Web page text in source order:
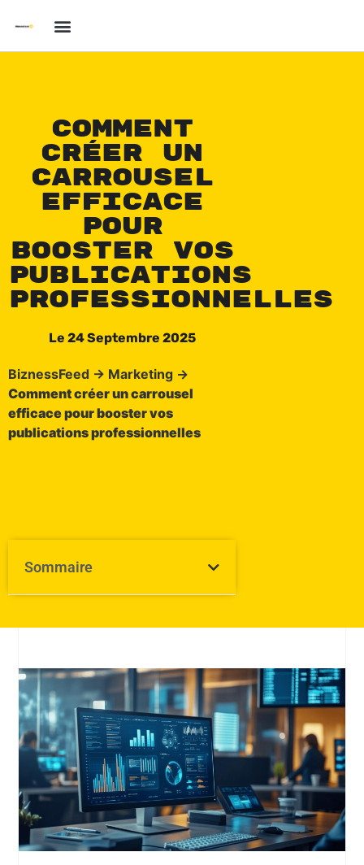
Comment
créer un
carrousel
efficace
pour
booster vos
publications
professionnelles
Le 24 Septembre 2025
BiznessFeed → Marketing →
Comment créer un carrousel
efficace pour booster vos
publications professionnelles
Sommaire